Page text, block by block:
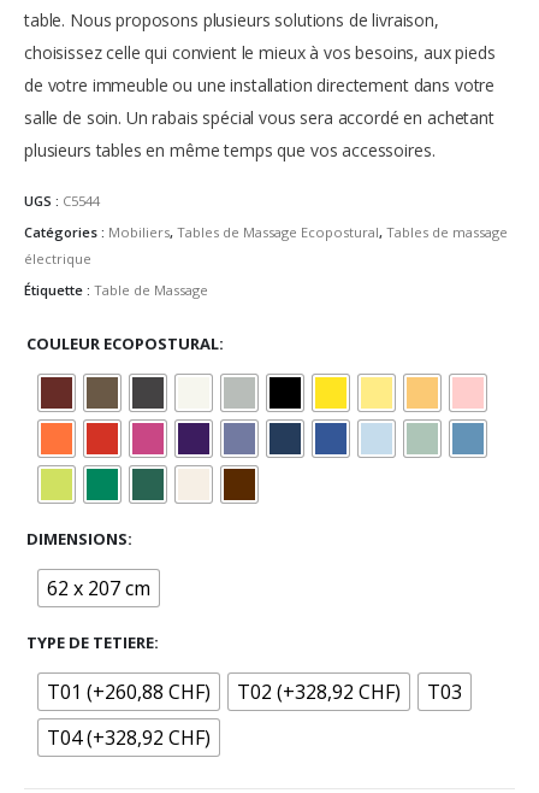
table. Nous proposons plusieurs solutions de livraison,
choisissez celle qui convient le mieux à vos besoins, aux pieds
de votre immeuble ou une installation directement dans votre
salle de soin. Un rabais spécial vous sera accordé en achetant
plusieurs tables en même temps que vos accessoires.
UGS : C5544
Catégories : Mobiliers, Tables de Massage Ecopostural, Tables de massage
électrique
Étiquette : Table de Massage
COULEUR ECOPOSTURAL
DIMENSIONS
62 x 207 cm
TYPE DE TETIERE
T01 (+260,88 CHF) T02 (+328,92 CHF)
T03
T04 (+328,92 CHF)